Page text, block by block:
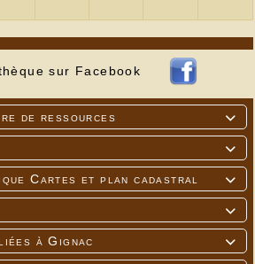
sur Facebook

de ressources


Cartes et plan cadastral


à Gignac